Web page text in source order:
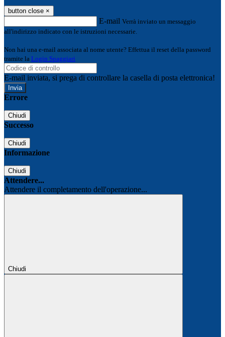
button close ×
E-mail Verrà inviato un messaggio
all'indirizzo indicato con le istruzioni necessarie.
Non hai una e-mail associata al nome utente? Effettua il reset della password
tramite la Login Spaggiari
E-mail inviata, si prega di controllare la casella di posta elettronica!
Errore
Chiudi
Successo
Chiudi
Informazione
Chiudi
Attendere...
Attendere il completamento dell'operazione...
Chiudi